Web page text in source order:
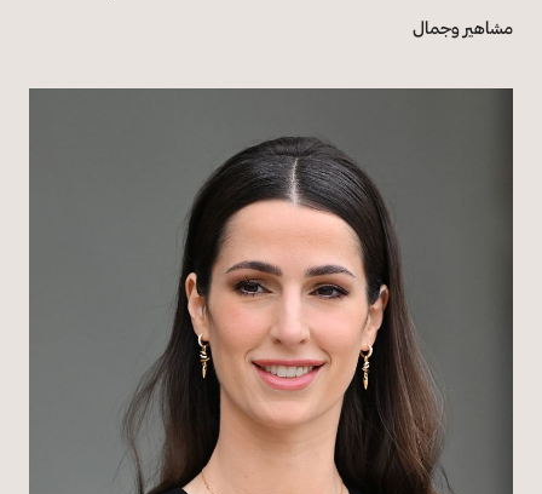
مشاهير وجمال